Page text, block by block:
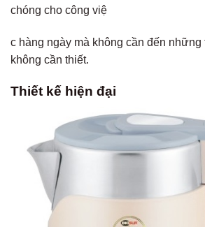
chóng cho công việ
c hàng ngày mà không cần đến những
không cần thiết.
Thiết kế hiện đại